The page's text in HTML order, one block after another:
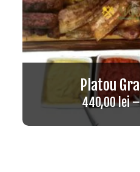
Platou
440,00lei